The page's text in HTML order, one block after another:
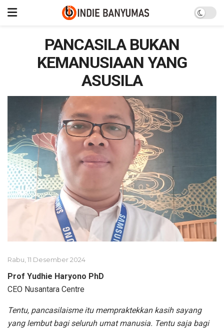
PANCASILA BUKAN
KEMANUSIAAN YANG
ASUSILA
Rabu, 11 Desember 2024
Prof Yudhie Haryono PhD
CEO Nusantara Centre
Tentu, pancasilaisme itu mempraktekkan kasih sayang
yang lembut bagi seluruh umat manusia. Tentu saja bagi